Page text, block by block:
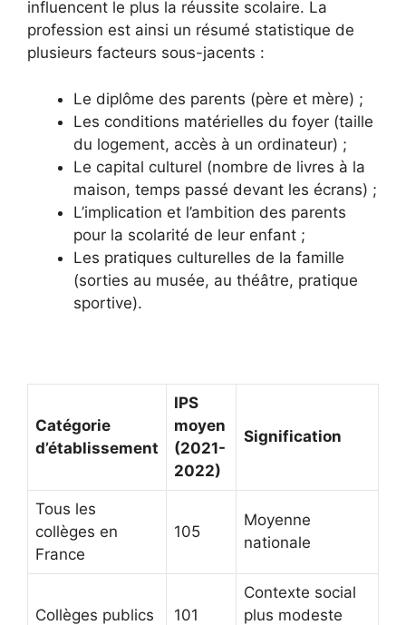
influencent le plus la réussite scolaire. La
profession est ainsi un résumé statistique de
plusieurs facteurs sous-jacents :
Le diplôme des parents (père et mère) ;
Les conditions matérielles du foyer (taille
du logement, accès à un ordinateur) ;
Le capital culturel (nombre de livres à la
maison, temps passé devant les écrans) ;
L’implication et l’ambition des parents
pour la scolarité de leur enfant ;
Les pratiques culturelles de la famille
(sorties au musée, au théâtre, pratique
sportive).
Catégorie
d’établissement
IPS
moyen
(2021-
2022)
Signification
Tous les
collèges en
France
105
Moyenne
nationale
Collèges publics 101
Contexte social
plus modeste